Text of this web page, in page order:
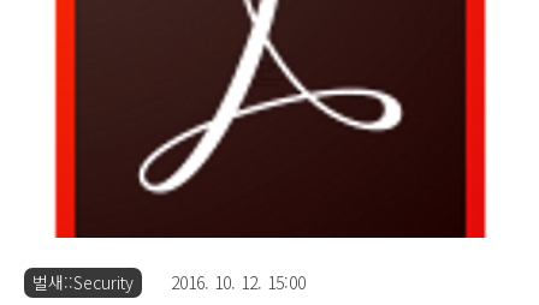
(2017.1.10) 이번 업데이트에서는 메모리 손상, Heap Buffer
Overflow, Buffer Overflow, Use-aft..
벌새::Security 2016. 10. 12. 15:00